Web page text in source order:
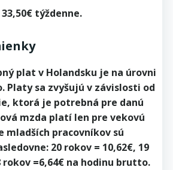
týždenne.
plat v Holandsku je na úrovni
Platy sa zvyšujú v závislosti od
ktorá je potrebná pre danú
mzda platí len pre vekovú
mladších pracovníkov sú
20 rokov = 10,62€, 19
rokov =6,64€ na hodinu brutto.